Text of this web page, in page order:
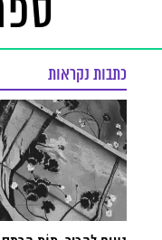
כתבות נקראות